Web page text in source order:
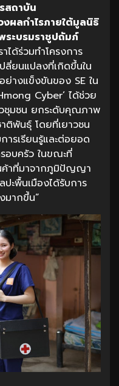
สถาบัน
ผลกำไรภายใต้มูลนิธิ
ระบรมราชูปถัมภ์
ได้ร่วมทำโครงการ
ลี่ยนแปลงที่เกิดขึ้นใน
างแข็งขันของ SE ใน
Cyber’ ได้ช่วย
วชุมชน ยกระดับคุณภาพ
ติพันธุ์ โดยที่เยาวชน
ารเรียนรู้และต่อยอด
อบครัว ในขณะที่
ค้าที่มาจากภูมิปัญญา
ะพื้นเมืองได้รับการ
มากขึ้น”